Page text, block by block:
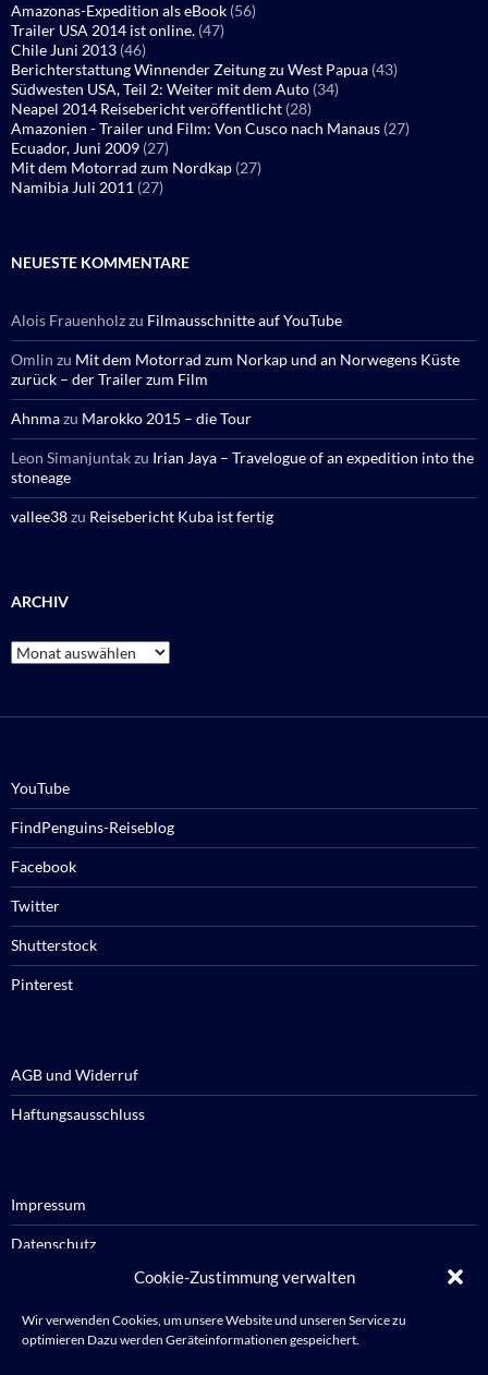
Cookie-Zustimmung verwalten
Wir verwenden Cookies, um unsere Website und unseren Service zu
optimieren Dazu werden Geräteinformationen gespeichert.
Amazonas-Expedition als eBook (56)
Trailer USA 2014 ist online. (47)
Chile Juni 2013 (46)
Berichterstattung Winnender Zeitung zu West Papua (43)
Südwesten USA, Teil 2: Weiter mit dem Auto (34)
Neapel 2014 Reisebericht veröffentlicht (28)
Amazonien - Trailer und Film: Von Cusco nach Manaus (27)
Ecuador, Juni 2009 (27)
Mit dem Motorrad zum Nordkap (27)
Namibia Juli 2011 (27)
NEUESTE KOMMENTARE
Alois Frauenholzzu Filmausschnitte auf YouTube
Omlin zu Mit dem Motorrad zum Norkap und an Norwegens Küste
zurück – der Trailer zum Film
Ahnmazu Marokko 2015 – die Tour
Leon Simanjuntakzu Irian Jaya – Travelogue of an expedition into the
stoneage
vallee38zu Reisebericht Kuba ist fertig
ARCHIV
Archiv
YouTube
FindPenguins-Reiseblog
Facebook
Twitter
Shutterstock
Pinterest
AGB und Widerruf
Haftungsausschluss
Impressum
Datenschutz
Cookie-Richtlinie / Cookie policy